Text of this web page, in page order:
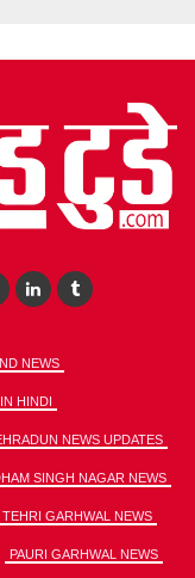
NEWS
HINDI
NEWS UPDATES
SINGH NAGAR NEWS
TEHRI GARHWAL NEWS
PAURI GARHWAL NEWS